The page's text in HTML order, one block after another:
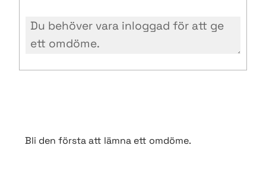
Bli den första att lämna ett omdöme.